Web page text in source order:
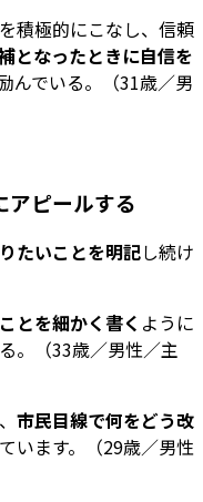
積極的にこなし、信頼
となったときに自信を
んでいる。（31歳／男
アピールする
たいことを明記し続け
とを細かく書く ように
。（33歳／男性／主
市民目線で何をどう改
います。（29歳／男性